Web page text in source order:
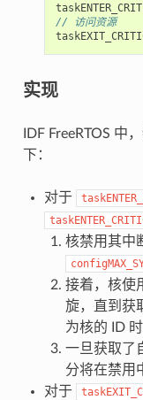
// 访问资源
实现
IDF FreeRTOS 中
下：
对于
核禁用其中
接着，核使
旋，直到获
为核的 ID
一旦获取了
分将在禁用
对于